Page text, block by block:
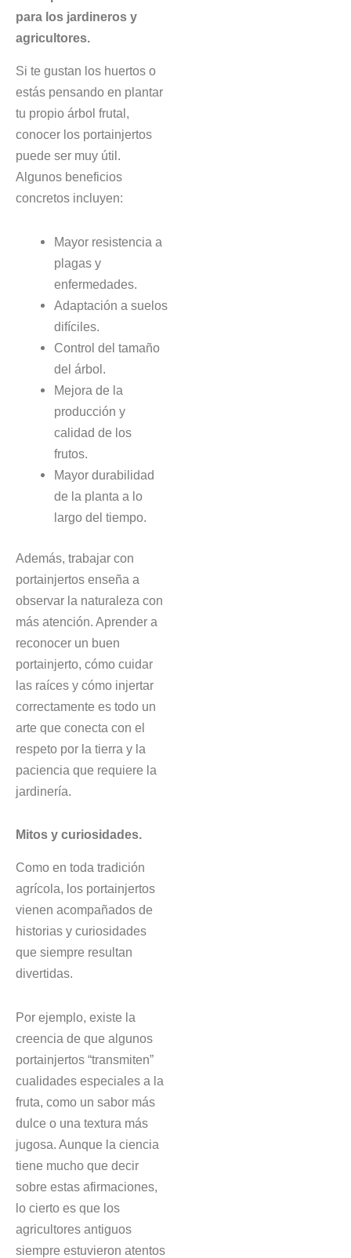
para los jardineros y
agricultores.
Si te gustan los huertos o
estás pensando en plantar
tu propio árbol frutal,
conocer los portainjertos
puede ser muy útil.
Algunos beneficios
concretos incluyen:
Mayor resistencia a
plagas y
enfermedades.
Adaptación a suelos
difíciles.
Control del tamaño
del árbol.
Mejora de la
producción y
calidad de los
frutos.
Mayor durabilidad
de la planta a lo
largo del tiempo.
Además, trabajar con
portainjertos enseña a
observar la naturaleza con
más atención. Aprender a
reconocer un buen
portainjerto, cómo cuidar
las raíces y cómo injertar
correctamente es todo un
arte que conecta con el
respeto por la tierra y la
paciencia que requiere la
jardinería.
Mitos y curiosidades.
Como en toda tradición
agrícola, los portainjertos
vienen acompañados de
historias y curiosidades
que siempre resultan
divertidas.
Por ejemplo, existe la
creencia de que algunos
portainjertos “transmiten”
cualidades especiales a la
fruta, como un sabor más
dulce o una textura más
jugosa. Aunque la ciencia
tiene mucho que decir
sobre estas afirmaciones,
lo cierto es que los
agricultores antiguos
siempre estuvieron atentos